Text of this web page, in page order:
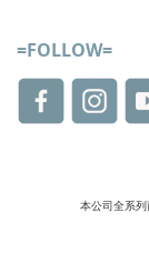
=FOLLOW=
本公司全系